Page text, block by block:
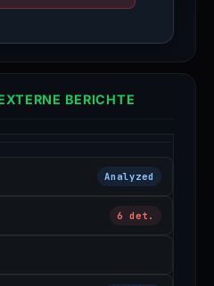
BERICHTE
Analyzed
6 det.